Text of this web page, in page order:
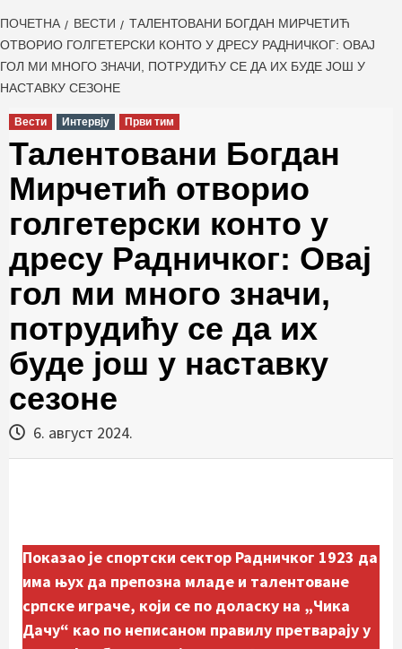
ПОЧЕТНА ВЕСТИ
ТАЛЕНТОВАНИ БОГДАН МИРЧЕТИЋ
ОТВОРИО ГОЛГЕТЕРСКИ КОНТО У ДРЕСУ РАДНИЧКОГ: ОВАЈ
ГОЛ МИ МНОГО ЗНАЧИ, ПОТРУДИЋУ СЕ ДА ИХ БУДЕ ЈОШ У
НАСТАВКУ СЕЗОНЕ
Вести Интервју Први тим
Талентовани Богдан
Мирчетић отворио
голгетерски конто у
дресу Радничког: Овај
гол ми много значи,
потрудићу се да их
буде још у наставку
сезоне
6. август 2024.
Показао је спортски сектор Радничког 1923 да
има њух да препозна младе и талентоване
српске играче, који се по доласку на „Чика
Дачу“ као по неписаном правилу претварају у